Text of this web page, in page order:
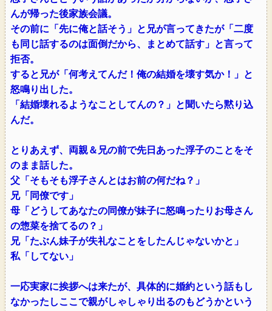
んが帰った後家族会議。
その前に「先に俺と話そう」と兄が言ってきたが「二度
も同じ話するのは面倒だから、まとめて話す」と言って
拒否。
すると兄が「何考えてんだ！俺の結婚を壊す気か！」と
怒鳴り出した。
「結婚壊れるようなことしてんの？」と聞いたら黙り込
んだ。
とりあえず、両親＆兄の前で先日あった浮子のことをそ
のまま話した。
父「そもそも浮子さんとはお前の何だね？」
兄「同僚です」
母「どうしてあなたの同僚が妹子に怒鳴ったりお母さん
の惣菜を捨てるの？」
兄「たぶん妹子が失礼なことをしたんじゃないかと」
私「してない」
一応実家に挨拶へは来たが、具体的に婚約という話もし
なかったしここで親がしゃしゃり出るのもどうかという